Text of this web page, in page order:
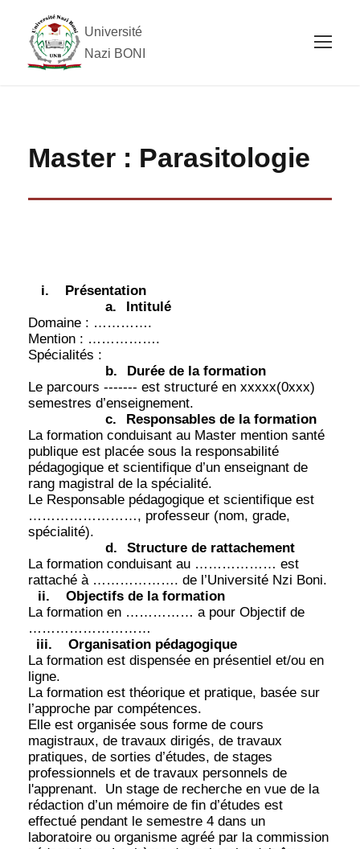
Université
Nazi BONI
Master : Parasitologie
i.
Présentation
a.
Intitulé
Domaine : ………….
Mention : …………….
Spécialités :
b.
Durée de la formation
Le parcours ------- est structuré en xxxxx(0xxx)
semestres d’enseignement.
c.
Responsables de la formation
La formation conduisant au Master mention santé
publique est placée sous la responsabilité
pédagogique et scientifique d’un enseignant de
rang magistral de la spécialité.
Le Responsable pédagogique et scientifique est
……………………, professeur (nom, grade,
spécialité).
d.
Structure de rattachement
La formation conduisant au ……………… est
rattaché à ………………. de l’Université Nzi Boni.
ii.
Objectifs de la formation
La formation en …………… a pour Objectif de
………………………
iii.
Organisation pédagogique
La formation est dispensée en présentiel et/ou en
ligne.
La formation est théorique et pratique, basée sur
l’approche par compétences.
Elle est organisée sous forme de cours
magistraux, de travaux dirigés, de travaux
pratiques, de sorties d’études, de stages
professionnels et de travaux personnels de
l'apprenant.
Un stage de recherche en vue de la
rédaction d’un mémoire de fin d’études est
effectué pendant le semestre 4 dans un
laboratoire ou organisme agréé par la commission